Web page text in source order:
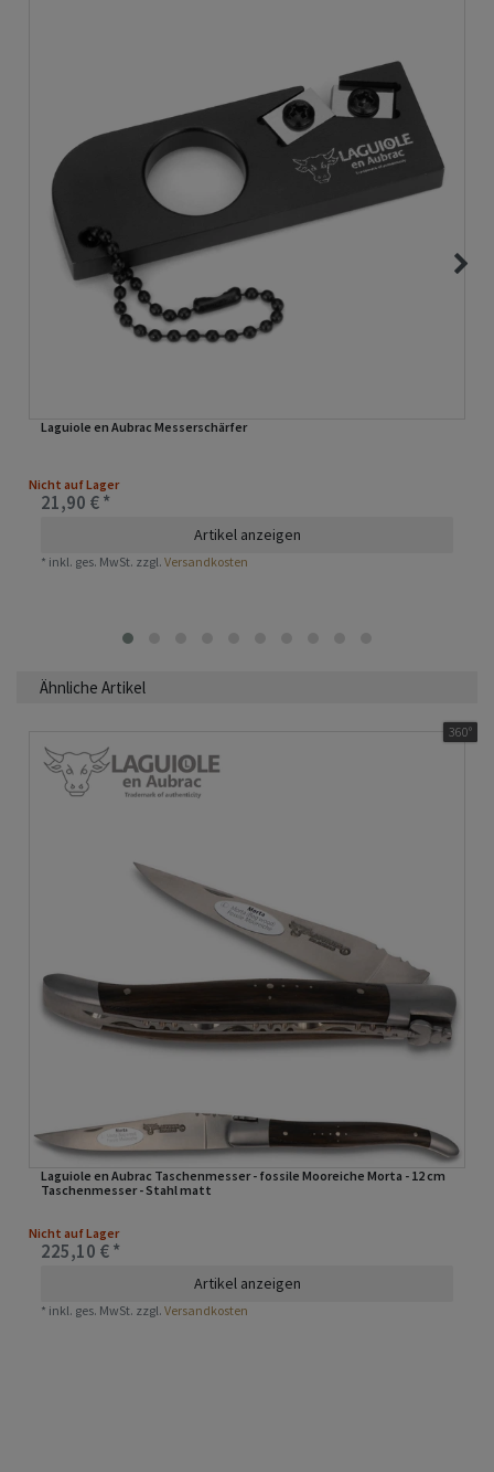
Laguiole en Aubrac Messerschärfer
Nicht auf Lager
21,90 € *
Artikel anzeigen
* inkl. ges. MwSt. zzgl.Versandkosten
Ähnliche Artikel
Laguiole en Aubrac Taschenmesser - fossile Mooreiche Morta - 12 cm
Taschenmesser - Stahl matt
Nicht auf Lager
225,10 € *
360°
Artikel anzeigen
* inkl. ges. MwSt. zzgl.Versandkosten